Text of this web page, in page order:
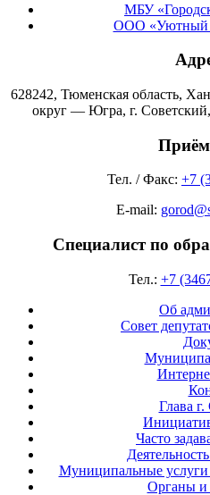
МБУ
ООО «Уютный
628242, Тюменская область,
округ — Югра, г.
Тел. / Факс: +7
E-mail:
Специалист по
Тел.: +7
Об
Совет
Глава г.
Часто
Муниципальные
Органы и